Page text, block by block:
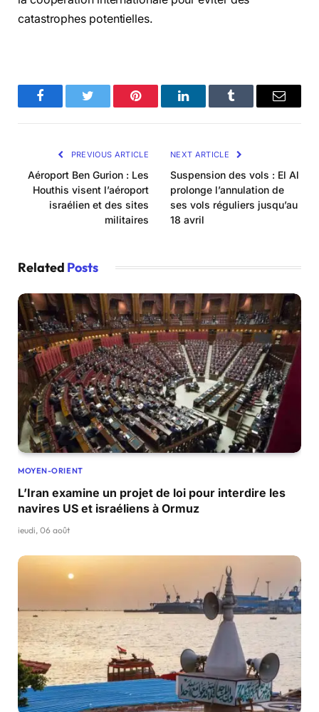
catastrophes potentielles.
FacebookTwitter Pinterest LinkedInTumblr Email
PREVIOUS ARTICLE
Aéroport Ben Gurion : Les
Houthis visent l’aéroport
israélien et des sites
militaires
NEXT ARTICLE
Suspension des vols : El Al
prolonge l’annulation de
ses vols réguliers jusqu’au
18 avril
Related Posts
MOYEN-ORIENT
L’Iran examine un projet de loi pour interdire les
navires US et israéliens à Ormuz
jeudi, 06 août